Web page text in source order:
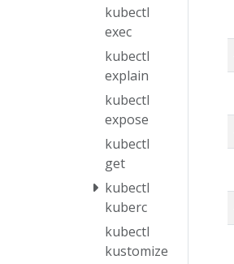
kubectl
exec
kubectl
explain
kubectl
expose
kubectl
get
kubectl
kuberc
kubectl
kustomize